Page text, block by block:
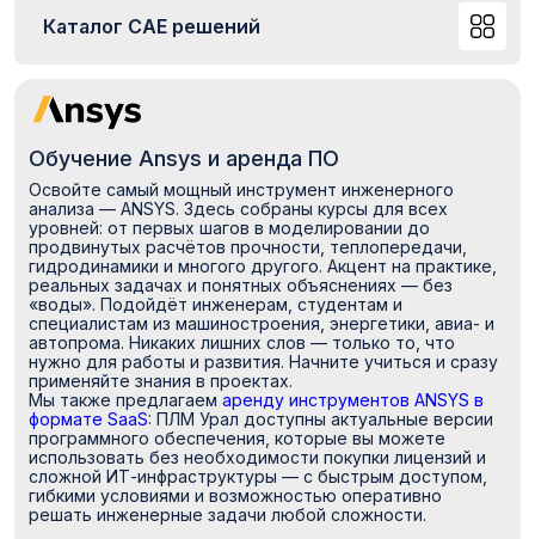
Каталог CAE решений
Обучение Ansys и аренда ПО
Освойте самый мощный инструмент инженерного
анализа — ANSYS. Здесь собраны курсы для всех
уровней: от первых шагов в моделировании до
продвинутых расчётов прочности, теплопередачи,
гидродинамики и многого другого. Акцент на практике,
реальных задачах и понятных объяснениях — без
«воды». Подойдёт инженерам, студентам и
специалистам из машиностроения, энергетики, авиа- и
автопрома. Никаких лишних слов — только то, что
нужно для работы и развития. Начните учиться и сразу
применяйте знания в проектах.
Мы также предлагаем аренду инструментов ANSYS в
формате SaaS: ПЛМ Урал доступны актуальные версии
программного обеспечения, которые вы можете
использовать без необходимости покупки лицензий и
сложной ИТ-инфраструктуры — с быстрым доступом,
гибкими условиями и возможностью оперативно
решать инженерные задачи любой сложности.